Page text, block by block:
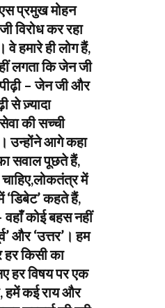
प्रमुख मोहन
विरोध कर रहा
वे हमारे ही लोग हैं,
लगता कि जेन जी
– जेन जी और
से ज़्यादा
की सच्ची
उन्होंने आगे कहा
सवाल पूछते हैं,
में
‘डिबेट’ कहते हैं,
वहाँ कोई बहस नहीं
और ‘उत्तर’। हम
किसी का
हर विषय पर एक
हमें कई राय और